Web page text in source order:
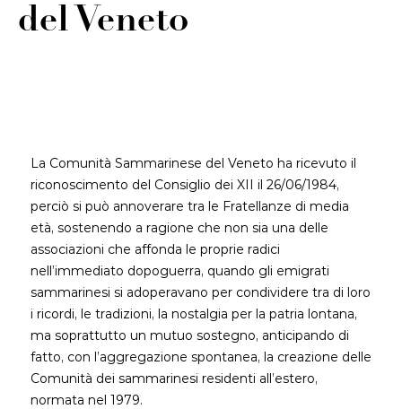
del Veneto
La Comunità Sammarinese del Veneto ha ricevuto il
riconoscimento del Consiglio dei XII il 26/06/1984,
perciò si può annoverare tra le Fratellanze di media
età, sostenendo a ragione che non sia una delle
associazioni che affonda le proprie radici
nell’immediato dopoguerra, quando gli emigrati
sammarinesi si adoperavano per condividere tra di loro
i ricordi, le tradizioni, la nostalgia per la patria lontana,
ma soprattutto un mutuo sostegno, anticipando di
fatto, con l’aggregazione spontanea, la creazione delle
Comunità dei sammarinesi residenti all’estero,
normata nel 1979.